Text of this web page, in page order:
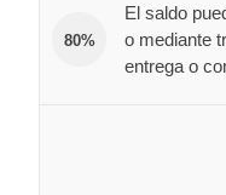
80%
El saldo
o mediante
entrega o